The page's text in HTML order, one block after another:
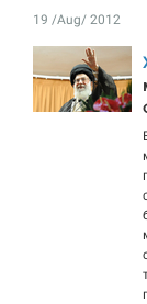
19 /Aug/ 2012